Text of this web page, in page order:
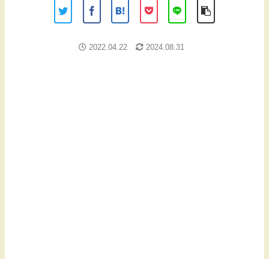
2024.08.31
2022.04.22